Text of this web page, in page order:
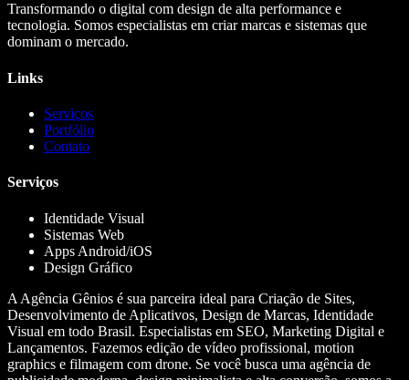
Transformando o digital com design de alta performance e
tecnologia. Somos especialistas em criar marcas e sistemas que
dominam o mercado.
Links
Serviços
Portfólio
Contato
Serviços
Identidade Visual
Sistemas Web
Apps Android/iOS
Design Gráfico
A Agência Gênios é sua parceira ideal para Criação de Sites,
Desenvolvimento de Aplicativos, Design de Marcas, Identidade
Visual em todo Brasil. Especialistas em SEO, Marketing Digital e
Lançamentos. Fazemos edição de vídeo profissional, motion
graphics e filmagem com drone. Se você busca uma agência de